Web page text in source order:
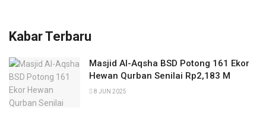
Kabar Terbaru
Masjid Al-Aqsha BSD Potong 161 Ekor
Hewan Qurban Senilai Rp2,183 M
8 JUN 2025